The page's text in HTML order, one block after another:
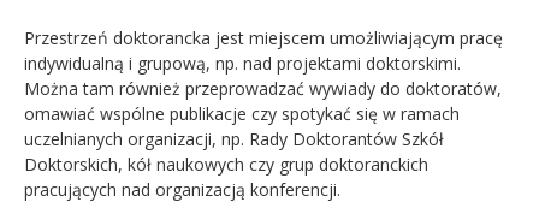
Przestrzeń doktorancka jest miejscem umożliwiającym pracę
indywidualną i grupową, np. nad projektami doktorskimi.
Można tam również przeprowadzać wywiady do doktoratów,
omawiać wspólne publikacje czy spotykać się w ramach
uczelnianych organizacji, np. Rady Doktorantów Szkół
Doktorskich, kół naukowych czy grup doktoranckich
pracujących nad organizacją konferencji.